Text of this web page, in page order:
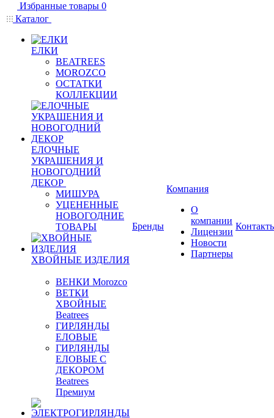
Избранные товары 0
Каталог
ЕЛКИ
BEATREES
MOROZCO
ОСТАТКИ
КОЛЛЕКЦИИ
ЕЛОЧНЫЕ
УКРАШЕНИЯ И
НОВОГОДНИЙ
ДЕКОР
МИШУРА
УЦЕНЕННЫЕ
НОВОГОДНИЕ
ТОВАРЫ
ХВОЙНЫЕ ИЗДЕЛИЯ
ВЕНКИ Morozco
ВЕТКИ
ХВОЙНЫЕ
Beatrees
ГИРЛЯНДЫ
ЕЛОВЫЕ
ГИРЛЯНДЫ
ЕЛОВЫЕ С
ДЕКОРОМ
Beatrees
Премиум
Бренды
Компания
О
компании
Лицензии
Новости
Партнеры